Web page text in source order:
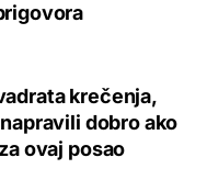
krečenja,
dobro ako
ovaj posao